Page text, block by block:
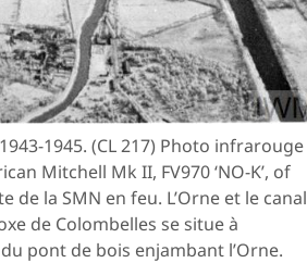
1943-1945. (CL 217) Photo infrarouge
Mitchell Mk II, FV970 ‘NO-K’, of
de la SMN en feu. L’Orne et le canal
de Colombelles se situe à
pont de bois enjambant l’Orne.